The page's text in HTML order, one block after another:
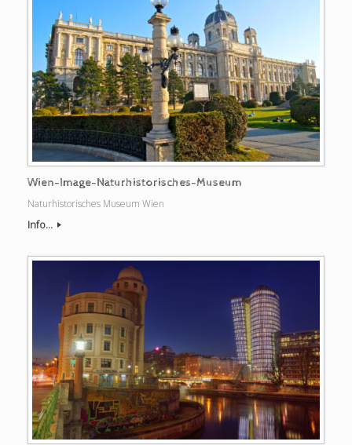
Wien-Image-Naturhistorisches-Museum
Naturhistorisches Museum Wien
Info...